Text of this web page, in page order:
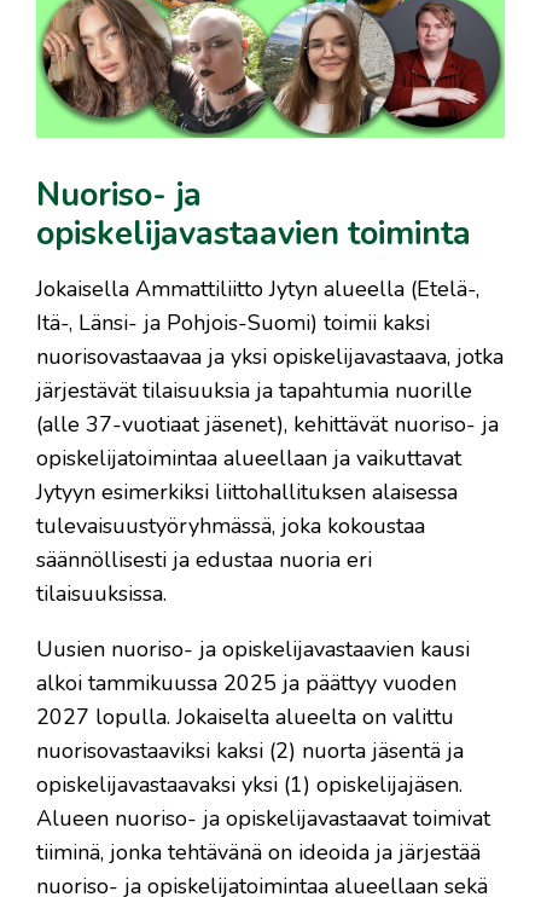
Nuoriso- ja
opiskelijavastaavien toiminta
Jokaisella Ammattiliitto Jytyn alueella (Etelä-,
Itä-, Länsi- ja Pohjois-Suomi) toimii kaksi
nuorisovastaavaa ja yksi opiskelijavastaava, jotka
järjestävät tilaisuuksia ja tapahtumia nuorille
(alle 37-vuotiaat jäsenet), kehittävät nuoriso- ja
opiskelijatoimintaa alueellaan ja vaikuttavat
Jytyyn esimerkiksi liittohallituksen alaisessa
tulevaisuustyöryhmässä, joka kokoustaa
säännöllisesti ja edustaa nuoria eri
tilaisuuksissa.
Uusien nuoriso- ja opiskelijavastaavien kausi
alkoi tammikuussa 2025 ja päättyy vuoden
2027 lopulla. Jokaiselta alueelta on valittu
nuorisovastaaviksi kaksi (2) nuorta jäsentä ja
opiskelijavastaavaksi yksi (1) opiskelijajäsen.
Alueen nuoriso- ja opiskelijavastaavat toimivat
tiiminä, jonka tehtävänä on ideoida ja järjestää
nuoriso- ja opiskelijatoimintaa alueellaan sekä